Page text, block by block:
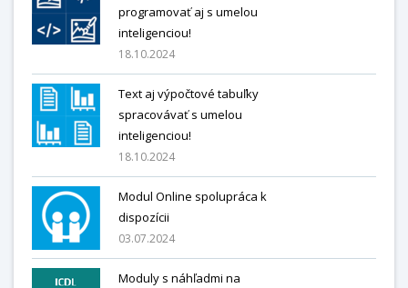
programovať aj s umelou
inteligenciou!
18.10.2024
Text aj výpočtové tabuľky
spracovávať s umelou
inteligenciou!
18.10.2024
Modul Online spolupráca k
dispozícii
03.07.2024
Moduly s náhľadmi na